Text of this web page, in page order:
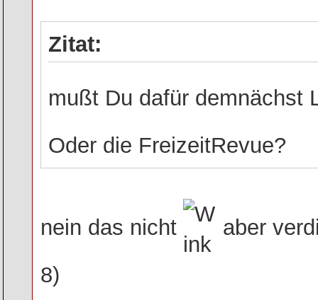
Zitat:
mußt Du dafür demnächst
Oder die FreizeitRevue?
nein das nicht
aber
8)